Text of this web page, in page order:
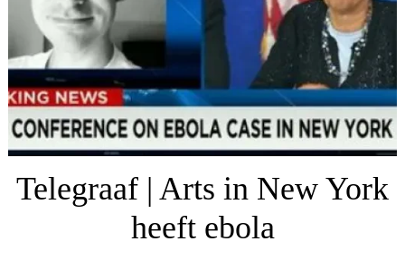
Telegraaf | Arts in New York
heeft ebola